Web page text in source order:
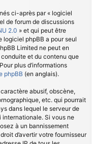
ci-après par « logiciel
de forum de discussions
2.0 » et qui peut être
logiciel phpBB a pour seul
Limited ne peut en
et du contenu que
plus d’informations
phpBB (en anglais).
abusif, obscène,
etc. qui pourrait
dans lequel le serveur de
internationale. Si vous ne
à un bannissement
d’avertir votre fournisseur